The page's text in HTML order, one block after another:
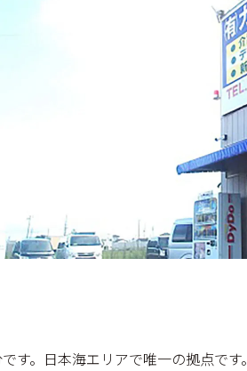
す。日本海エリアで唯一の拠点です。